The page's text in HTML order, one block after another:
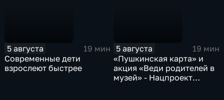
5 августа
19 мин
Современные дети
взрослеют быстрее
5 августа
19 мин
«Пушкинская карта» и
акция «Веди родителей в
музей» - Нацпроект